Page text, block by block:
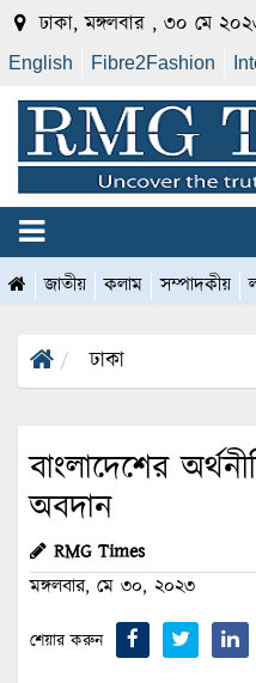
ঢাকা, মঙ্গলবার , ৩০ মে
English Fibre2Fashion
জাতীয় কলাম সম্পাদকীয়
ঢাকা
বাংলাদেশের
অবদান
RMG Times
মঙ্গলবার, মে ৩০, ২০২৩
শেয়ার করুন